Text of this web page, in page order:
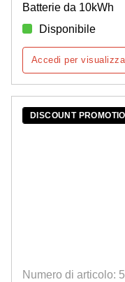
Batterie da 10kWh
Disponibile
Accedi per
DISCOUNT
Numero di articolo: